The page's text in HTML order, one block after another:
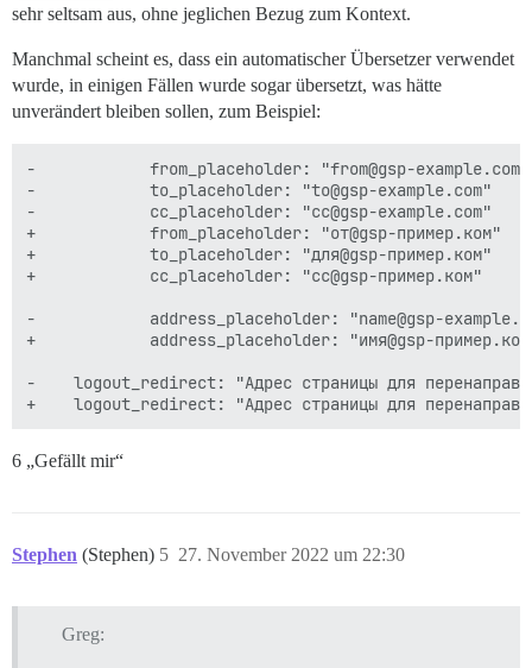
sehr seltsam aus, ohne jeglichen Bezug zum Kontext.
Manchmal scheint es, dass ein automatischer Übersetzer verwendet
wurde, in einigen Fällen wurde sogar übersetzt, was hätte
unverändert bleiben sollen, zum Beispiel:
-            from_placeholder: "from@gsp-example.com"
-            to_placeholder: "to@gsp-example.com"
-            cc_placeholder: "cc@gsp-example.com"
+            from_placeholder: "от@gsp-пример.ком"
+            to_placeholder: "для@gsp-пример.ком"
+            cc_placeholder: "cc@gsp-пример.ком"
-            address_placeholder: "name@gsp-
+            address_placeholder: "имя@gsp-
-    logout_redirect: "Адрес страницы для
6 „Gefällt mir“
Stephen (Stephen) 27. November 2022 um 22:30
5
Greg: